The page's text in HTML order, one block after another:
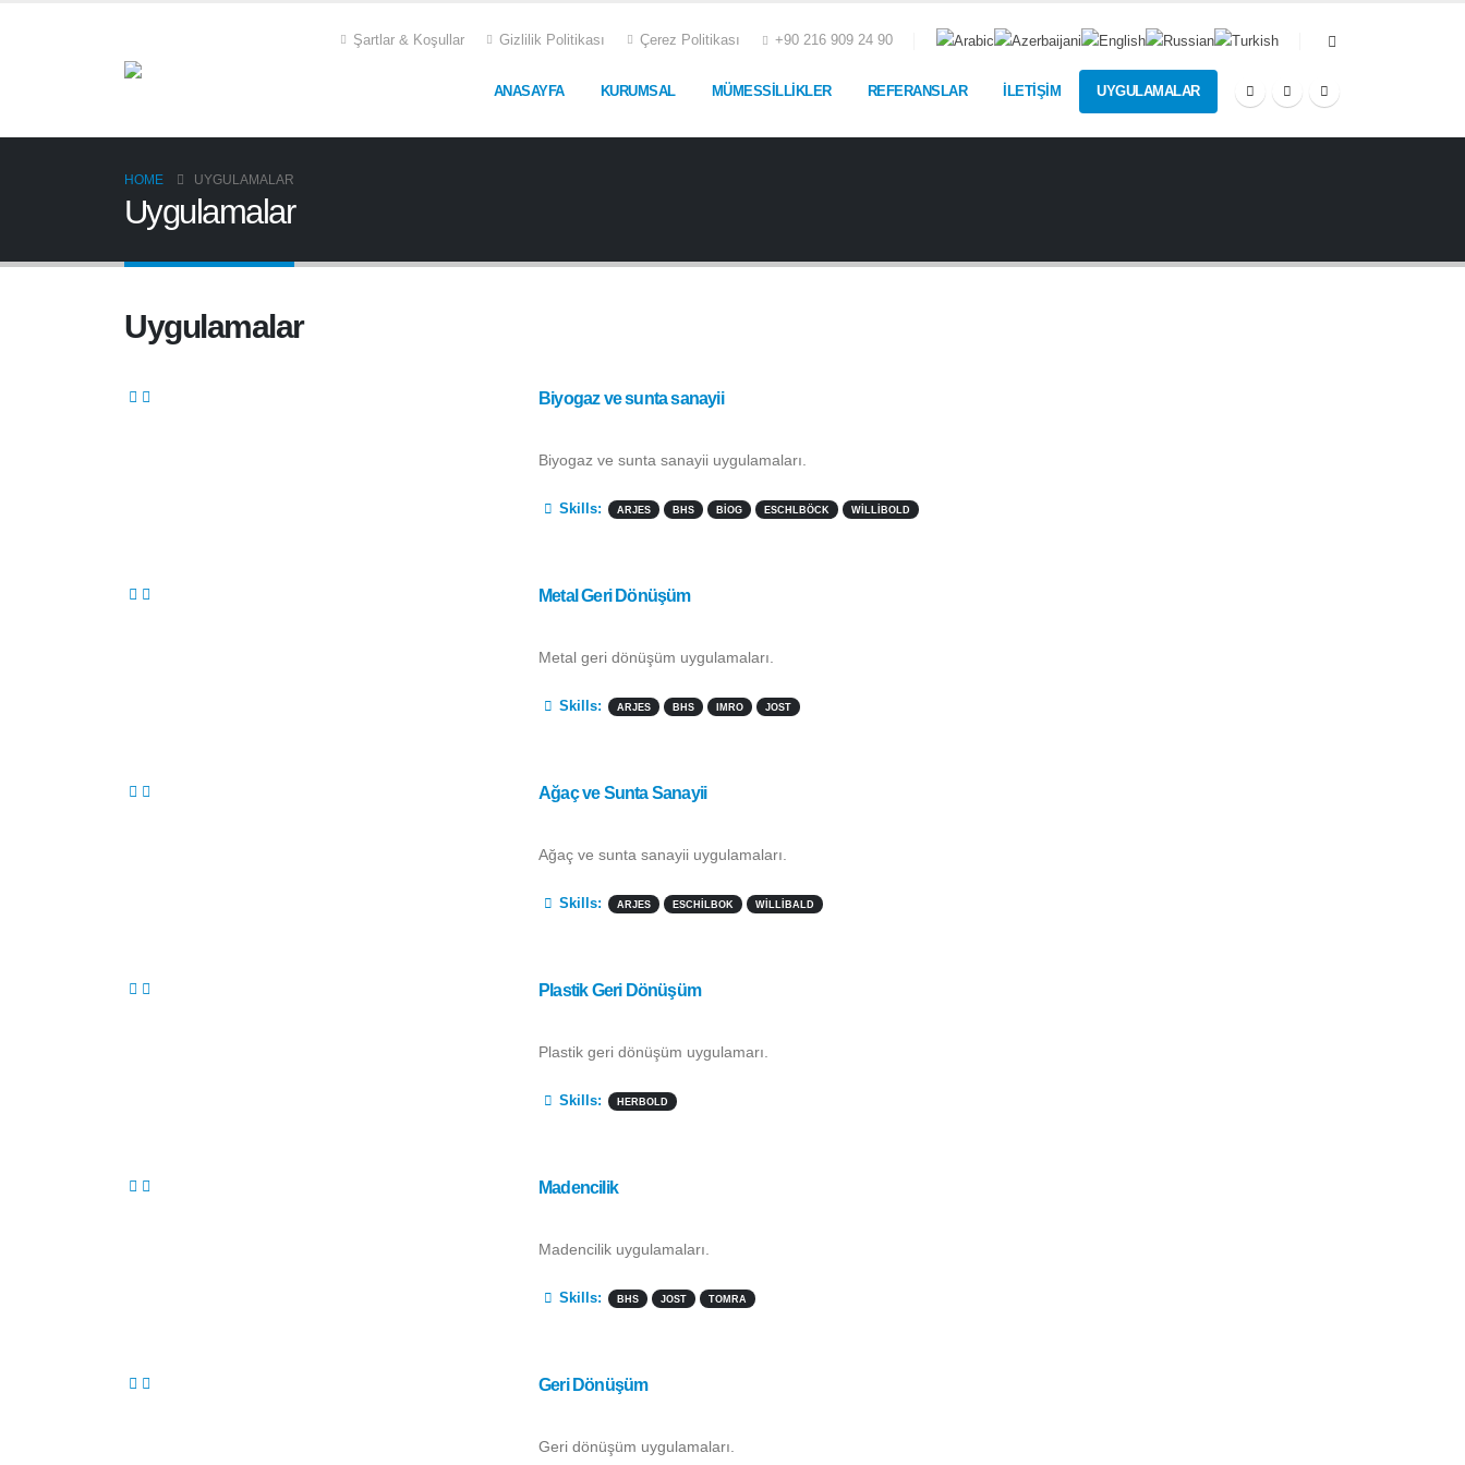
Şartlar & Koşullar Gizlilik Politikası Çerez Politikası +90 216 909 24 90
ANASAYFA KURUMSAL MÜMESSİLLİKLER REFERANSLAR İLETİŞİM UYGULAMALAR
HOME UYGULAMALAR
Uygulamalar
Uygulamalar
Biyogaz ve sunta sanayii
Biyogaz ve sunta sanayii uygulamaları.
More Information
Skills: ARJES BHS BIOG ESCHLBÖCK WILLIBOLD
Metal Geri Dönüşüm
Metal geri dönüşüm uygulamaları.
More Information
Skills: ARJES BHS IMRO JOST
Ağaç ve Sunta Sanayii
Ağaç ve sunta sanayii uygulamaları.
More Information
Skills: ARJES ESCHILBOK WILLIBALD
Plastik Geri Dönüşüm
Plastik geri dönüşüm uygulamarı.
More Information
Skills: HERBOLD
Madencilik
Madencilik uygulamaları.
More Information
Skills: BHS JOST TOMRA
Geri Dönüşüm
Geri dönüşüm uygulamaları.